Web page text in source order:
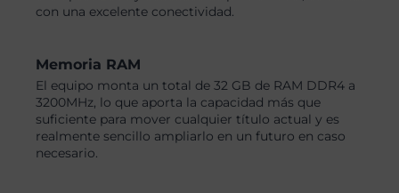
con una excelente conectividad.
Memoria RAM
El equipo monta un total de 32 GB de RAM DDR4 a
3200MHz, lo que aporta la capacidad más que
suficiente para mover cualquier título actual y es
realmente sencillo ampliarlo en un futuro en caso
necesario.